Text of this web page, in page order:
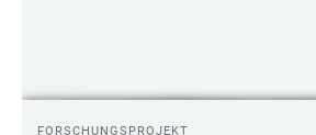
FORSCHUNGSPROJEKT